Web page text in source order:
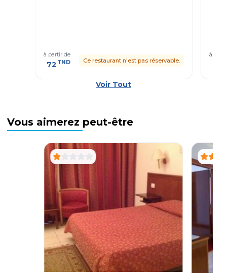
à partir de
72 TND Ce restaurant n'est pas réservable.
à
Voir Tout
Vous aimerez peut-être